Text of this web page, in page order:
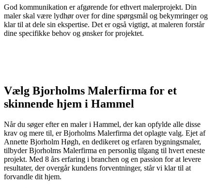
God kommunikation er afgørende for ethvert malerprojekt. Din
maler skal være lydhør over for dine spørgsmål og bekymringer og
klar til at dele sin ekspertise. Det er også vigtigt, at maleren forstår
dine specifikke behov og ønsker for projektet.
Vælg Bjorholms Malerfirma for et
skinnende hjem i Hammel
Når du søger efter en maler i Hammel, der kan opfylde alle disse
krav og mere til, er Bjorholms Malerfirma det oplagte valg. Ejet af
Annette Bjorholm Høgh, en dedikeret og erfaren bygningsmaler,
tilbyder Bjorholms Malerfirma en personlig tilgang til hvert eneste
projekt. Med 8 års erfaring i branchen og en passion for at levere
resultater, der overgår kundens forventninger, står vi klar til at
forvandle dit hjem.